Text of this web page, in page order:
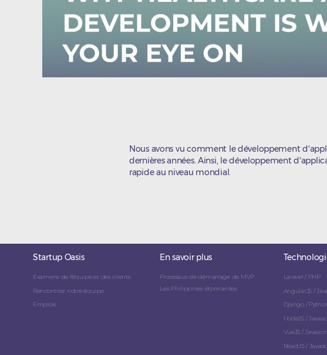
Nous avons vu comment le développement
dernières années. Ainsi, le développement
rapide au niveau mondial.
Startup Oasis
Examens de l'équipe et des clients
Rencontrez notre équipe
Emplois
En savoir plus
Processus de démarrage de MVP
Les Philippines étonnantes
Laravel / PHP
AngularJS /
Django /
NodeJS /
VueJS /
ReactJS /